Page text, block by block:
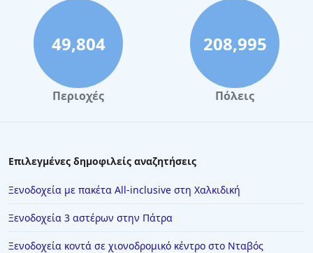
Τα καλύτερα πολυτελή ξενοδοχεία στη Σίφνο
Τα καλύτερα πολυτελή ξενοδοχεία στην Κατερίνη
Τα καλύτερα πολυτελή ξενοδοχεία στη Λήμνο
49,804
Περιοχές
208,995
Πόλεις
Επιλεγμένες δημοφιλείς αναζητήσεις
Ξενοδοχεία με πακέτα All-inclusive στη Χαλκιδική
Ξενοδοχεία 3 αστέρων στην Πάτρα
Ξενοδοχεία κοντά σε χιονοδρομικό κέντρο στο Νταβός